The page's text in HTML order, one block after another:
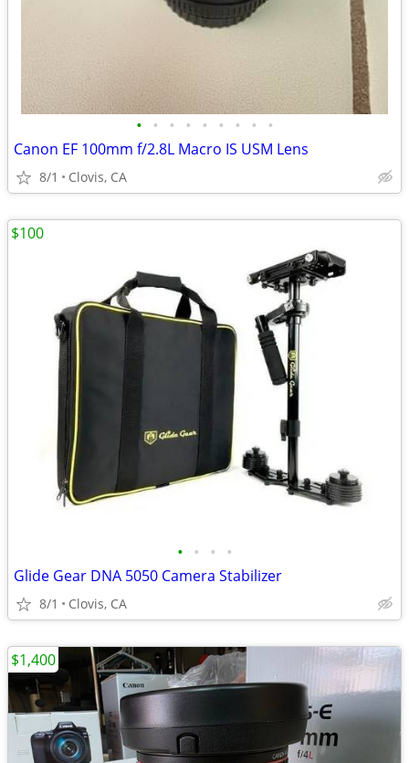
• • • • • • • • •
Canon EF 100mm f/2.8L Macro IS USM Lens
8/1 Clovis, CA
• • • •
Glide Gear DNA 5050 Camera Stabilizer
8/1 Clovis, CA
$100
$1,400